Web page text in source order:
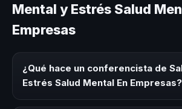
Mental y Estrés Salud
Empresas
¿Qué hace un conferencista de
Estrés Salud Mental En Empresas?